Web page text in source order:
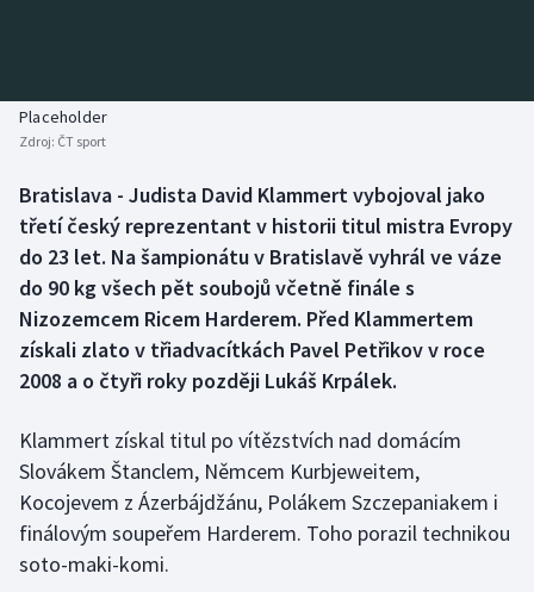
Biatlon
Boby a skeleton
Box
Curling
Dostihy
Florbal
Futsal
Aplikace ČT sport
AZ kvíz
Placeholder
Zdroj: ČT sport
Bratislava - Judista David Klammert vybojoval jako
třetí český reprezentant v historii titul mistra Evropy
do 23 let. Na šampionátu v Bratislavě vyhrál ve váze
do 90 kg všech pět soubojů včetně finále s
Nizozemcem Ricem Harderem. Před Klammertem
získali zlato v třiadvacítkách Pavel Petřikov v roce
2008 a o čtyři roky později Lukáš Krpálek.
Klammert získal titul po vítězstvích nad domácím
Slovákem Štanclem, Němcem Kurbjeweitem,
Kocojevem z Ázerbájdžánu, Polákem Szczepaniakem i
finálovým soupeřem Harderem. Toho porazil technikou
soto-maki-komi.